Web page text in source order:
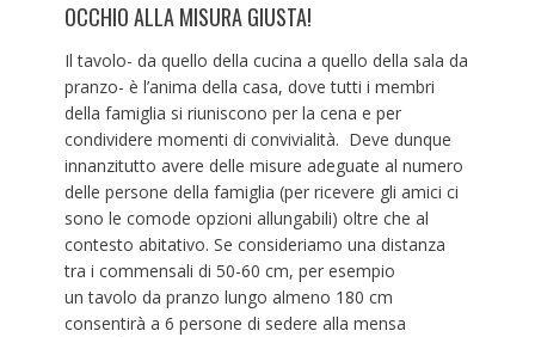
OCCHIO ALLA MISURA GIUSTA!
Il tavolo- da quello della cucina a quello della sala da
pranzo- è l’anima della casa, dove tutti i membri
della famiglia si riuniscono per la cena e per
condividere momenti di convivialità. Deve dunque
innanzitutto avere delle misure adeguate al numero
delle persone della famiglia (per ricevere gli amici ci
sono le comode opzioni allungabili) oltre che al
contesto abitativo. Se consideriamo una distanza
tra i commensali di 50-60 cm, per esempio
un tavolo da pranzo lungo almeno 180 cm
consentirà a 6 persone di sedere alla mensa